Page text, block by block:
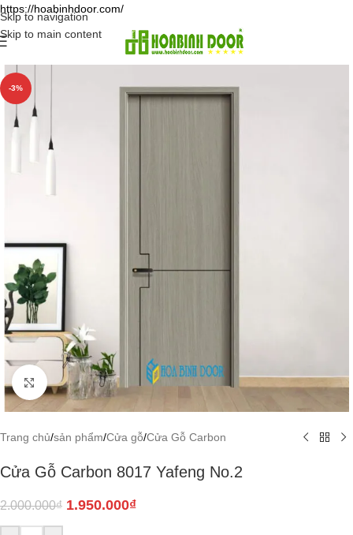
https://hoabinhdoor.com/
Skip to navigation
Skip to main content
-3%
Click to enlarge
Trang chủ/sản phẩm/Cửa gỗ/Cửa Gỗ Carbon
Cửa Gỗ Carbon 8017 Yafeng No.2
2.000.000₫ 1.950.000₫